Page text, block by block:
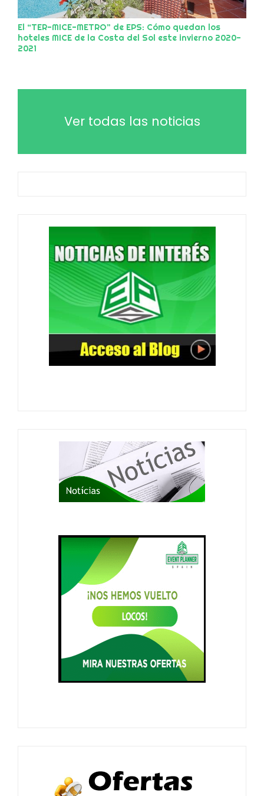
El “TER-MICE-METRO” de EPS: Cómo quedan los
hoteles MICE de la Costa del Sol este invierno 2020-
2021
Ver todas las noticias